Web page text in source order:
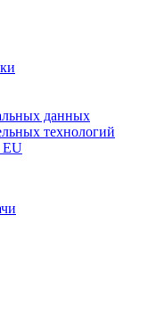
данных
технологий
EU